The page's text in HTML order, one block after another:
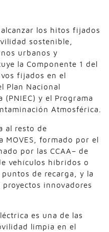
los hitos fijados
sostenible,
urbanos y
la Componente 1 del
fijados en el
Plan Nacional
y el Programa
Atmosférica.
al resto de
MOVES, formado por el
por las CCAA– de
vehículos híbridos o
de recarga, y la
proyectos innovadores
es una de las
limpia en el